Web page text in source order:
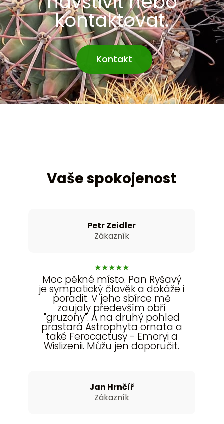
kontaktovat.
Kontakt
Vaše spokojenost
Petr Zeidler
Zákazník
★★★★★
Moc pěkné místo. Pan Ryšavý
je sympatický člověk a dokáže i
poradit. V jeho sbírce mě
zaujaly především obří
"gruzony". A na druhý pohled
prastará Astrophyta ornata a
také Ferocactusy - Emoryi a
Wislizenii. Můžu jen doporučit.
Jan Hrnčíř
Zákazník